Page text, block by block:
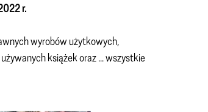
r.
wyrobów użytkowych,
książek oraz ... wszystkie